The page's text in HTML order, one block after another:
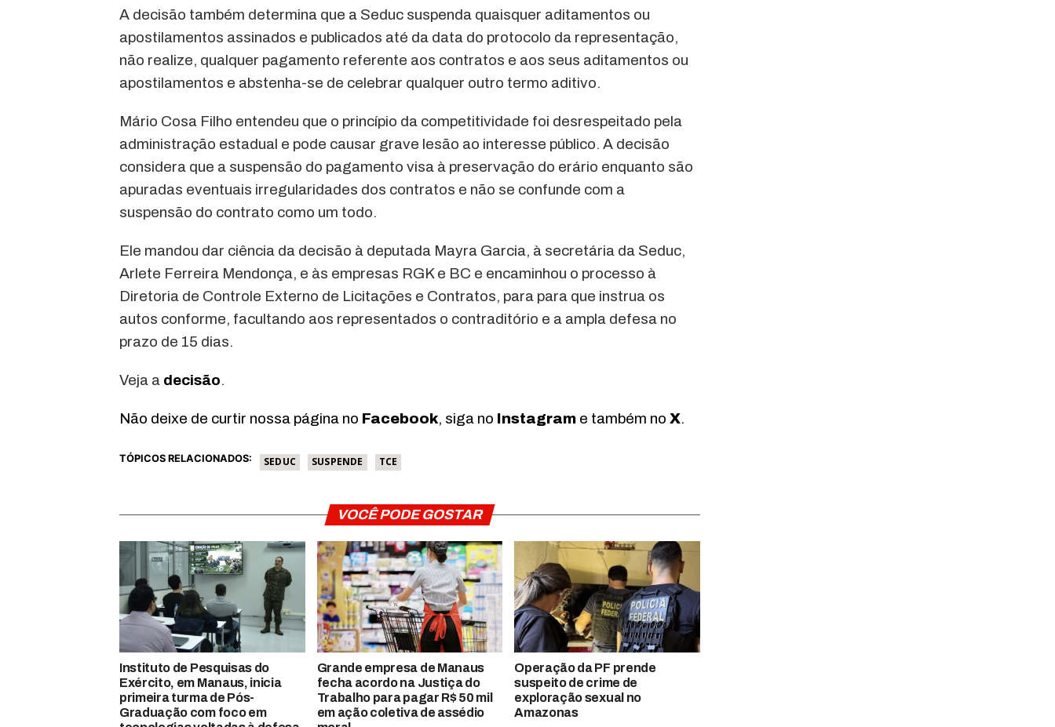
A decisão também determina que a Seduc suspenda quaisquer aditamentos ou
apostilamentos assinados e publicados até da data do protocolo da representação,
não realize, qualquer pagamento referente aos contratos e aos seus aditamentos ou
apostilamentos e abstenha-se de celebrar qualquer outro termo aditivo.
Mário Cosa Filho entendeu que o princípio da competitividade foi desrespeitado pela
administração estadual e pode causar grave lesão ao interesse público. A decisão
considera que a suspensão do pagamento visa à preservação do erário enquanto são
apuradas eventuais irregularidades dos contratos e não se confunde com a
suspensão do contrato como um todo.
Ele mandou dar ciência da decisão à deputada Mayra Garcia, à secretária da Seduc,
Arlete Ferreira Mendonça, e às empresas RGK e BC e encaminhou o processo à
Diretoria de Controle Externo de Licitações e Contratos, para para que instrua os
autos conforme, facultando aos representados o contraditório e a ampla defesa no
prazo de 15 dias.
Veja a decisão.
Não deixe de curtir nossa página no Facebook, siga no Instagram e também no X.
TÓPICOS RELACIONADOS: SEDUC SUSPENDE TCE
VOCÊ PODE GOSTAR
Instituto de Pesquisas do
Exército, em Manaus, inicia
primeira turma de Pós-
Graduação com foco em
Grande empresa de Manaus
fecha acordo na Justiça do
Trabalho para pagar R$ 50 mil
em ação coletiva de assédio
Operação da PF prende
suspeito de crime de
exploração sexual no
Amazonas